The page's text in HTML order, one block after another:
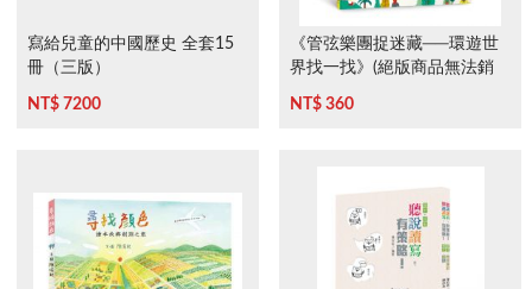
寫給兒童的中國歷史 全套15
冊（三版）
NT$ 7200
《管弦樂團捉迷藏──環遊世
界找一找》(絕版商品無法銷
NT$ 360